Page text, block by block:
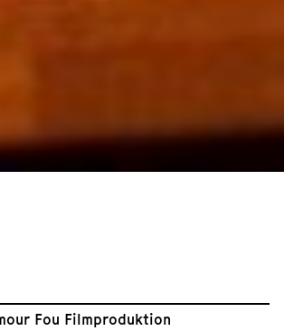
Fou Filmproduktion